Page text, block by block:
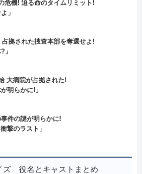
危機! 迫る命のタイムリミット!
」
拠された捜査本部を奪還せよ!
」
大病院が占拠された!
明らかに!」
件の謎が明らかに!
撃のラスト」
ズ 役名とキャストまとめ